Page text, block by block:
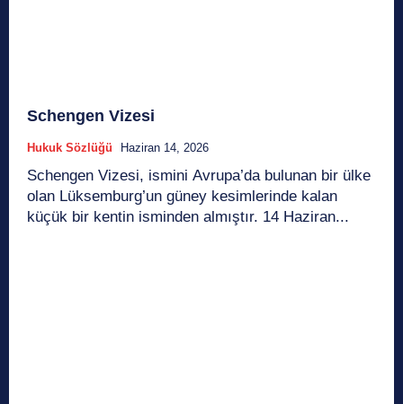
Schengen Vizesi
Hukuk Sözlüğü Haziran 14, 2026
Schengen Vizesi, ismini Avrupa’da bulunan bir ülke
olan Lüksemburg’un güney kesimlerinde kalan
küçük bir kentin isminden almıştır. 14 Haziran...